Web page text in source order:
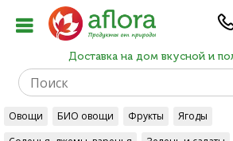
Доставка на дом вкусной и
Овощи БИО овощи Фрукты
Ягоды